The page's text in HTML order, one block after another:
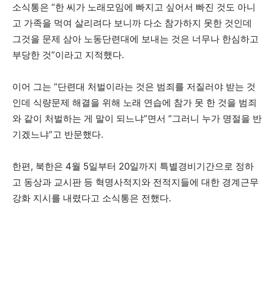
소식통은 “한 씨가 노래모임에 빠지고 싶어서 빠진 것도 아니
고 가족을 먹여 살리려다 보니까 다소 참가하지 못한 것인데
그것을 문제 삼아 노동단련대에 보내는 것은 너무나 한심하고
부당한 것”이라고 지적했다.
이어 그는 “단련대 처벌이라는 것은 범죄를 저질러야 받는 것
인데 식량문제 해결을 위해 노래 연습에 참가 못 한 것을 범죄
와 같이 처벌하는 게 말이 되느냐”면서 “그러니 누가 명절을 반
기겠느냐”고 반문했다.
한편, 북한은 4월 5일부터 20일까지 특별경비기간으로 정하
고 동상과 교시판 등 혁명사적지와 전적지들에 대한 경계근무
강화 지시를 내렸다고 소식통은 전했다.